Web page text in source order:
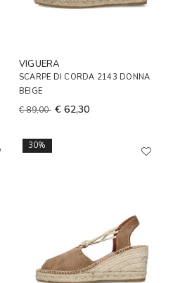
VIGUERA
SCARPE DI CORDA 2143 DONNA
BEIGE
€ 89,00 € 62,30
30%